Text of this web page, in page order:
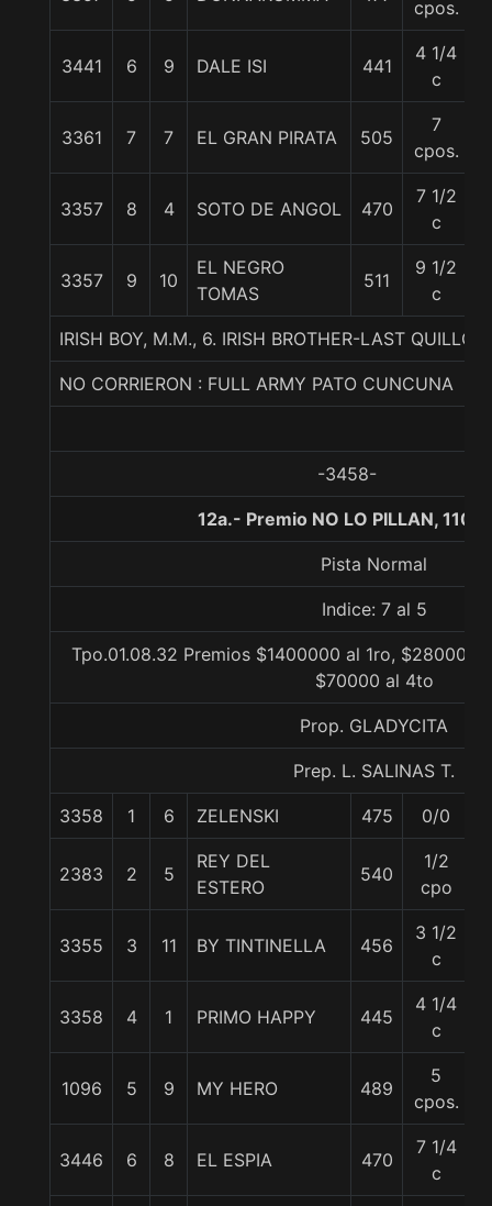
cpos.
3441 6 9 DALE ISI 441
4 1/4
c
3361 7 7 EL GRAN PIRATA 505
7
cpos.
3357 8 4 SOTO DE ANGOL 470
7 1/2
c
3357 9 10
EL NEGRO
TOMAS
511
9 1/2
c
IRISH BOY, M.M., 6. IRISH BROTHER-LAST QUILLO-
NO CORRIERON : FULL ARMY PATO CUNCUNA
-3458-
12a.- Premio NO LO PILLAN,
Pista Normal
Indice: 7 al 5
Tpo.01.08.32 Premios $1400000 al 1ro, $280000
$70000 al 4to
Prop. GLADYCITA
Prep. L. SALINAS T.
3358 1 6 ZELENSKI 475 0/0
2383 2 5
REY DEL
ESTERO
540
1/2
cpo
3355 3 11 BY TINTINELLA 456
3 1/2
c
3358 4 1 PRIMO HAPPY 445
4 1/4
c
1096 5 9 MY HERO 489
5
cpos.
3446 6 8 EL ESPIA 470
7 1/4
c